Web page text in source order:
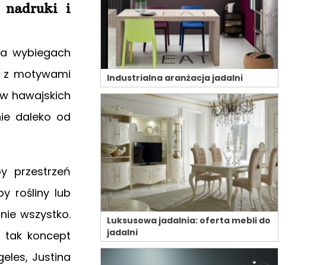
nadruki i
wybiegach
z motywami
hawajskich
daleko od
przestrzeń
rośliny lub
wszystko.
tak koncept
Justina
Industrialna aranżacja jadalni
Luksusowa jadalnia: oferta mebli do
jadalni